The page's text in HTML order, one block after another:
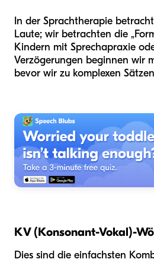
In der Sprachtherapie
Laute; wir betrachten die
Kindern mit Sprechapraxie
Verzögerungen beginnen wir
bevor wir zu komplexen
KV (Konsonant-Vokal)-
Dies sind die einfachsten